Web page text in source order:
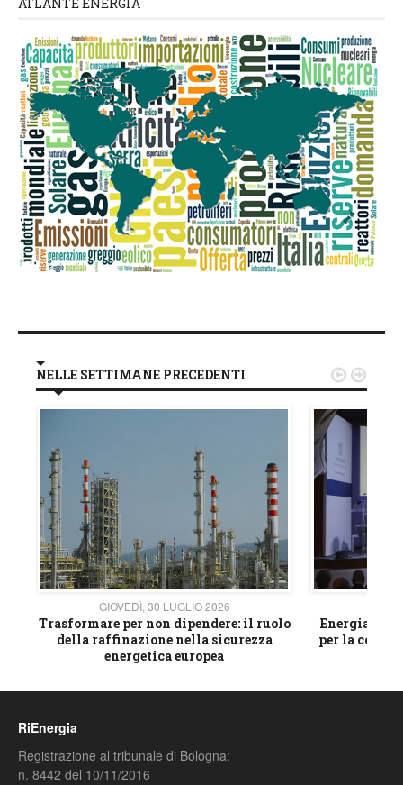
ATLANTE ENERGIA
NELLE SETTIMANE PRECEDENTI
GIOVEDÌ, 30 LUGLIO 2026
Trasformare per non dipendere: il ruolo
della raffinazione nella sicurezza
energetica europea
Energia e
per la
 
RiEnergia
Registrazione al tribunale di Bologna:
n. 8442 del 10/11/2016